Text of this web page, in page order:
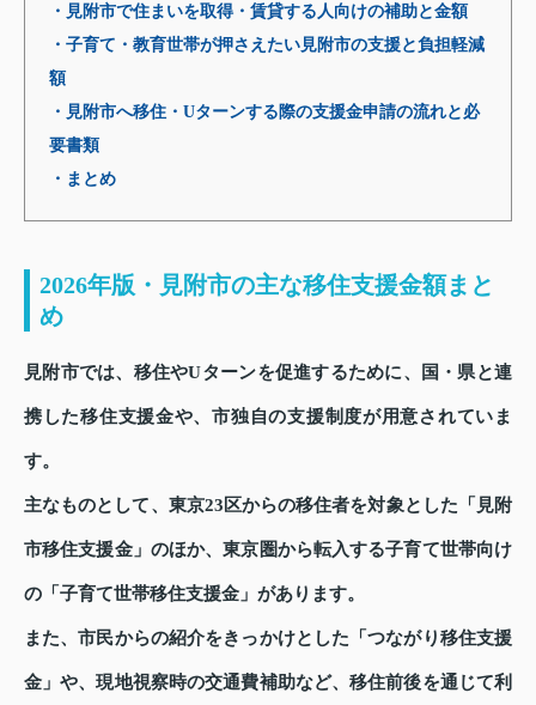
・見附市で住まいを取得・賃貸する人向けの補助と金額
・子育て・教育世帯が押さえたい見附市の支援と負担軽減
額
・見附市へ移住・Uターンする際の支援金申請の流れと必
要書類
・まとめ
2026年版・見附市の主な移住支援金額まと
め
見附市では、移住やUターンを促進するために、国・県と連
携した移住支援金や、市独自の支援制度が用意されていま
す。
主なものとして、東京23区からの移住者を対象とした「見附
市移住支援金」のほか、東京圏から転入する子育て世帯向け
の「子育て世帯移住支援金」があります。
また、市民からの紹介をきっかけとした「つながり移住支援
金」や、現地視察時の交通費補助など、移住前後を通じて利